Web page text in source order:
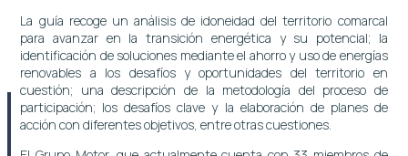
La guía recoge un análisis de idoneidad del territorio comarcal
para avanzar en la transición energética y su potencial; la
identificación de soluciones mediante el ahorro y uso de energías
renovables a los desafíos y oportunidades del territorio en
cuestión; una descripción de la metodología del proceso de
participación; los desafíos clave y la elaboración de planes de
acción con diferentes objetivos, entre otras cuestiones.